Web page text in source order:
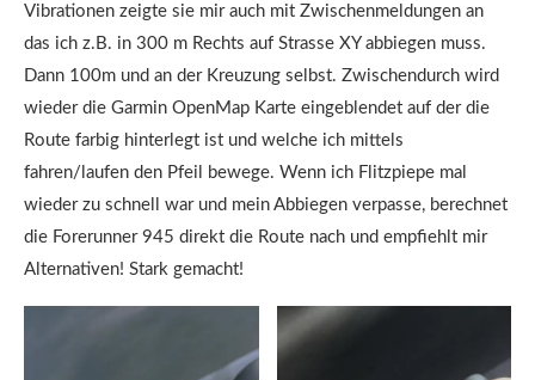
Vibrationen zeigte sie mir auch mit Zwischenmeldungen an
das ich z.B. in 300 m Rechts auf Strasse XY abbiegen muss.
Dann 100m und an der Kreuzung selbst. Zwischendurch wird
wieder die Garmin OpenMap Karte eingeblendet auf der die
Route farbig hinterlegt ist und welche ich mittels
fahren/laufen den Pfeil bewege. Wenn ich Flitzpiepe mal
wieder zu schnell war und mein Abbiegen verpasse, berechnet
die Forerunner 945 direkt die Route nach und empfiehlt mir
Alternativen! Stark gemacht!